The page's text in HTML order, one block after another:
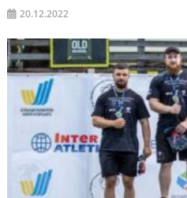
20.12.2022